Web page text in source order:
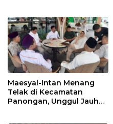
Maesyal-Intan Menang
Telak di Kecamatan
Panongan, Unggul Jauh